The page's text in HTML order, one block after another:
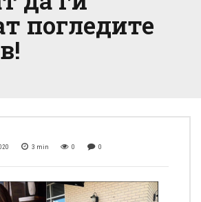
погледите
3 min 0 0